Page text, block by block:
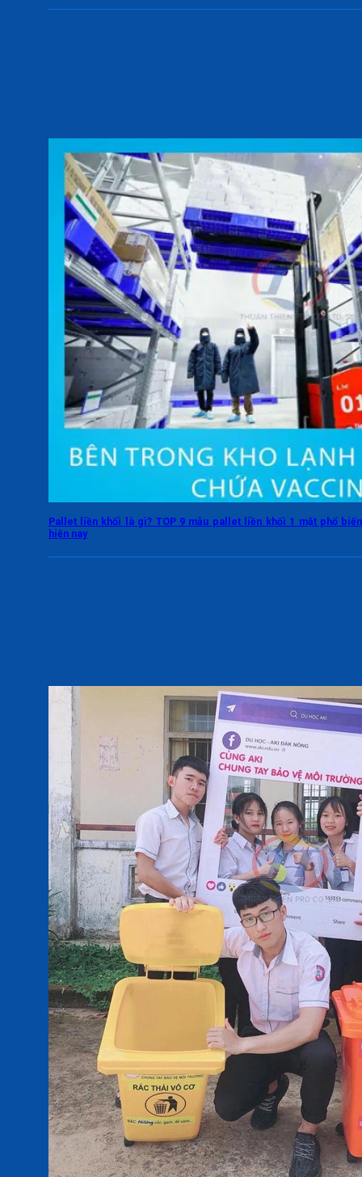
Pallet liền khối là gì? TOP 9 mẫu pallet liền khối 1 mặt phổ biến
hiện nay